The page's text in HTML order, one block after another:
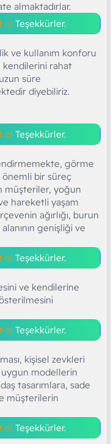
almaktadırlar.
ol Teşekkürler.
ve kullanım konforu
kendilerini rahat
süre
diyebiliriz.
ol Teşekkürler.
görme
önemli bir süreç
müşteriler, yoğun
hareketli yaşam
ağırlığı, burun
genişliği ve
ol Teşekkürler.
ve kendilerine
ol Teşekkürler.
kişisel zevkleri
uygun modellerin
tasarımlara, sade
müşterilerin
ol Teşekkürler.